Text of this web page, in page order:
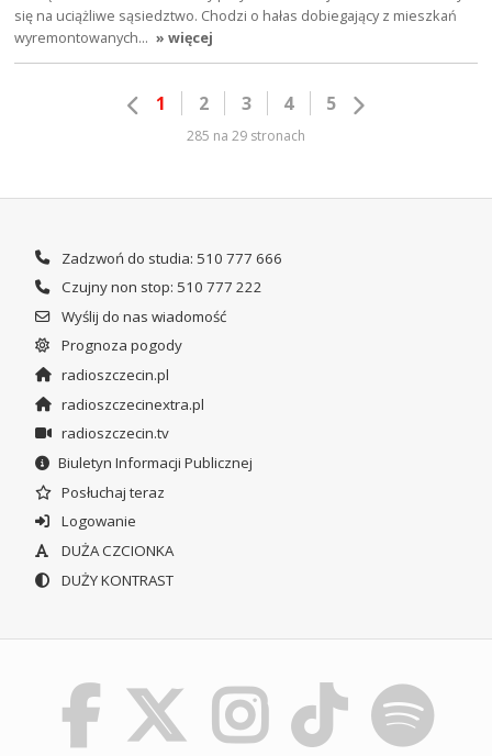
się na uciążliwe sąsiedztwo. Chodzi o hałas dobiegający z mieszkań
wyremontowanych… » więcej
1 2 3 4 5
285 na 29 stronach
Zadzwoń do studia: 510 777 666
Czujny non stop: 510 777 222
Wyślij do nas wiadomość
Prognoza pogody
radioszczecin.pl
radioszczecinextra.pl
radioszczecin.tv
Biuletyn Informacji Publicznej
Posłuchaj teraz
Logowanie
DUŻA CZCIONKA
DUŻY KONTRAST